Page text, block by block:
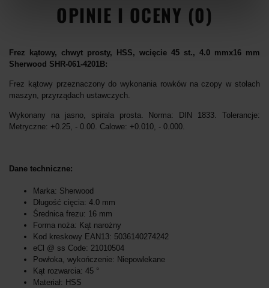
OPINIE I OCENY (0)
Frez kątowy, chwyt prosty, HSS, wcięcie 45 st., 4.0 mmx16 mm
Sherwood SHR-061-4201B:
Frez kątowy przeznaczony do wykonania rowków na czopy w stołach
maszyn, przyrządach ustawczych.
Wykonany na jasno, spirala prosta. Norma: DIN 1833. Tolerancje:
Metryczne: +0.25, - 0.00. Calowe: +0.010, - 0.000.
Dane techniczne:
Marka: Sherwood
Długość cięcia: 4.0 mm
Średnica frezu: 16 mm
Forma noża: Kąt narożny
Kod kreskowy EAN13: 5036140274242
eCl @ ss Code: 21010504
Powłoka, wykończenie: Niepowlekane
Kąt rozwarcia: 45 °
Materiał: HSS